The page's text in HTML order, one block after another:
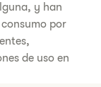
y han
por
de uso en